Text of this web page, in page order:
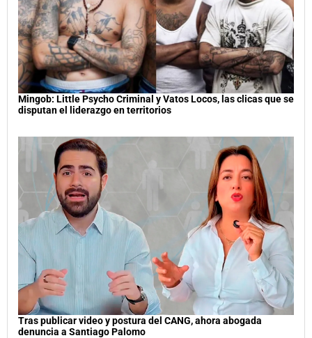
Mingob: Little Psycho Criminal y Vatos Locos, las clicas que se
disputan el liderazgo en territorios
Tras publicar video y postura del CANG, ahora abogada
denuncia a Santiago Palomo